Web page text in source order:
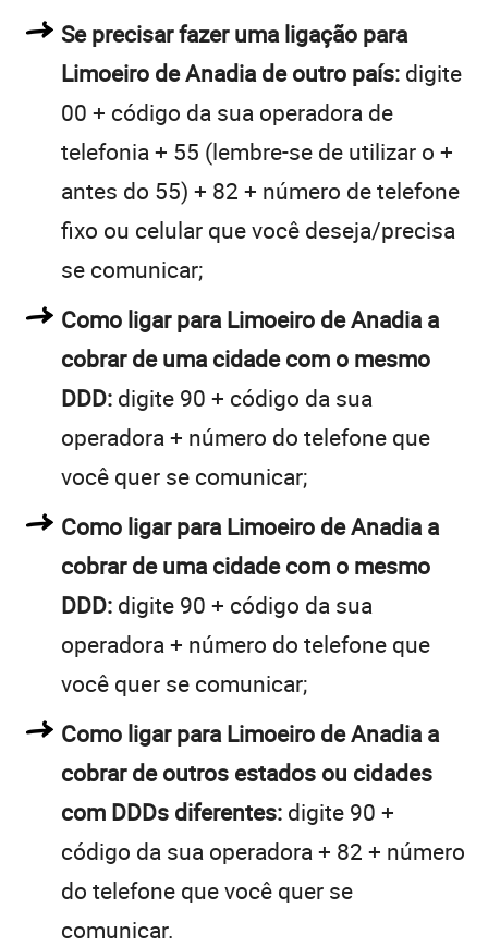
Se precisar fazer uma ligação para
Limoeiro de Anadia de outro país: digite
00 + código da sua operadora de
telefonia + 55 (lembre-se de utilizar o +
antes do 55) + 82 + número de telefone
fixo ou celular que você deseja/precisa
se comunicar;
Como ligar para Limoeiro de Anadia a
cobrar de uma cidade com o mesmo
DDD: digite 90 + código da sua
operadora + número do telefone que
você quer se comunicar;
Como ligar para Limoeiro de Anadia a
cobrar de uma cidade com o mesmo
DDD: digite 90 + código da sua
operadora + número do telefone que
você quer se comunicar;
Como ligar para Limoeiro de Anadia a
cobrar de outros estados ou cidades
com DDDs diferentes: digite 90 +
código da sua operadora + 82 + número
do telefone que você quer se
comunicar.